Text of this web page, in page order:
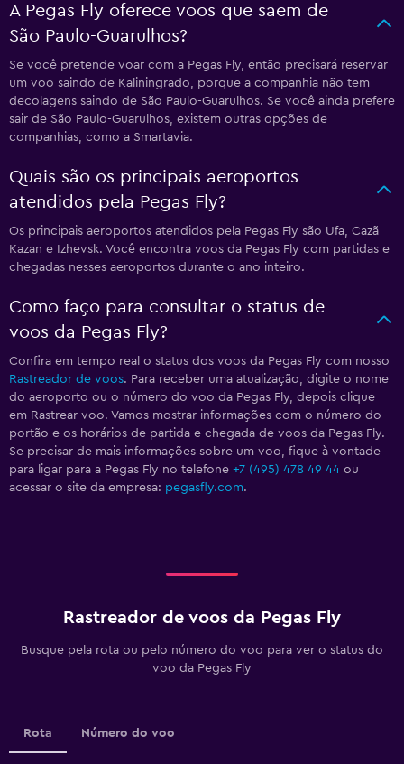
A Pegas Fly oferece voos que saem de
São Paulo-Guarulhos?
Se você pretende voar com a Pegas Fly, então precisará reservar
um voo saindo de Kaliningrado, porque a companhia não tem
decolagens saindo de São Paulo-Guarulhos. Se você ainda prefere
sair de São Paulo-Guarulhos, existem outras opções de
companhias, como a Smartavia.
Quais são os principais aeroportos
atendidos pela Pegas Fly?
Os principais aeroportos atendidos pela Pegas Fly são Ufa, Cazã
Kazan e Izhevsk. Você encontra voos da Pegas Fly com partidas e
chegadas nesses aeroportos durante o ano inteiro.
Como faço para consultar o status de
voos da Pegas Fly?
Confira em tempo real o status dos voos da Pegas Fly com nosso
Rastreador de voos. Para receber uma atualização, digite o nome
do aeroporto ou o número do voo da Pegas Fly, depois clique
em Rastrear voo. Vamos mostrar informações com o número do
portão e os horários de partida e chegada de voos da Pegas Fly.
Se precisar de mais informações sobre um voo, fique à vontade
para ligar para a Pegas Fly no telefone +7 (495) 478 49 44 ou
acessar o site da empresa: pegasfly.com.
Rastreador de voos da Pegas Fly
Busque pela rota ou pelo número do voo para ver o status do
voo da Pegas Fly
Rota Número do voo